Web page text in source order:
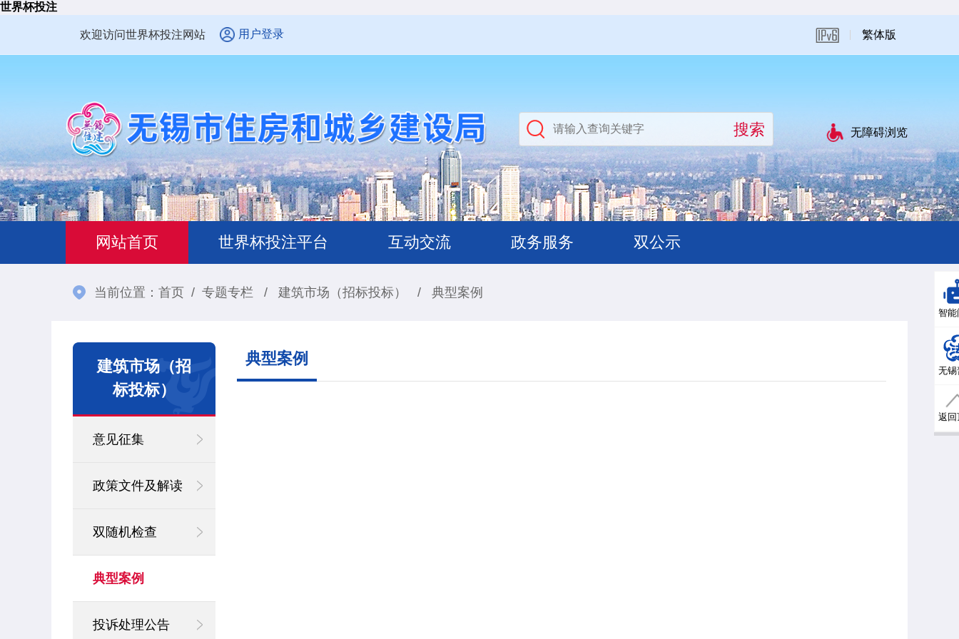
世界杯投注
欢迎访问世界杯投注网站 用户登录 繁体版
无障碍浏览
网站首页 世界杯投注平台 互动交流 政务服务 双公示
当前位置： 首页 / 专题专栏 / 建筑市场（招标投标） / 典型案例
建筑市场（招
标投标）
意见征集
政策文件及解读
双随机检查
典型案例
投诉处理公告
典型案例
智能
无锡
返回